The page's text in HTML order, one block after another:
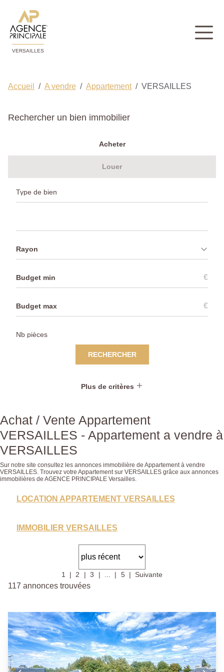
VERSAILLES
Accueil A vendre Appartement VERSAILLES
Rechercher un bien immobilier
Acheter
Louer
Rayon
€
€
RECHERCHER
Plus de critères
Achat / Vente Appartement
VERSAILLES - Appartement a vendre à
VERSAILLES
Sur notre site consultez les annonces immobilière de Appartement à vendre
VERSAILLES. Trouvez votre Appartement sur VERSAILLES grâce aux annonces
immobilières de AGENCE PRINCIPALE Versailles.
LOCATION APPARTEMENT VERSAILLES
IMMOBILIER VERSAILLES
1 2 3 5 Suivante
117 annonces trouvées